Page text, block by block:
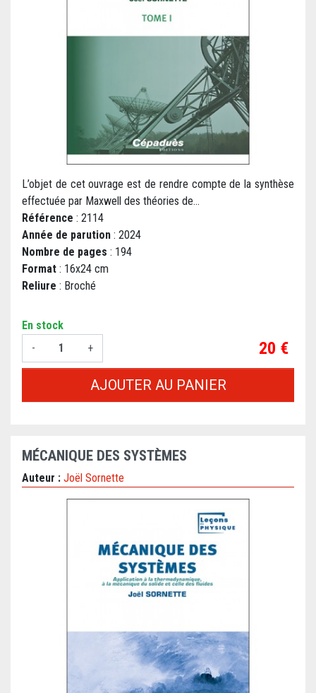
L’objet de cet ouvrage est de rendre compte de la synthèse
effectuée par Maxwell des théories de...
Référence : 2114
Année de parution : 2024
Nombre de pages : 194
Format : 16x24 cm
Reliure : Broché
En stock
-
+ Prix
20 €
AJOUTER AU PANIER
MÉCANIQUE DES SYSTÈMES
Auteur : Joël Sornette